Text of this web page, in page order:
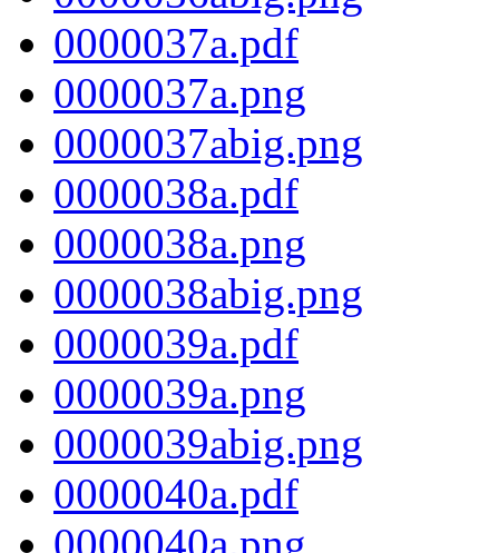
0000037a.pdf
0000037a.png
0000037abig.png
0000038a.pdf
0000038a.png
0000038abig.png
0000039a.pdf
0000039a.png
0000039abig.png
0000040a.pdf